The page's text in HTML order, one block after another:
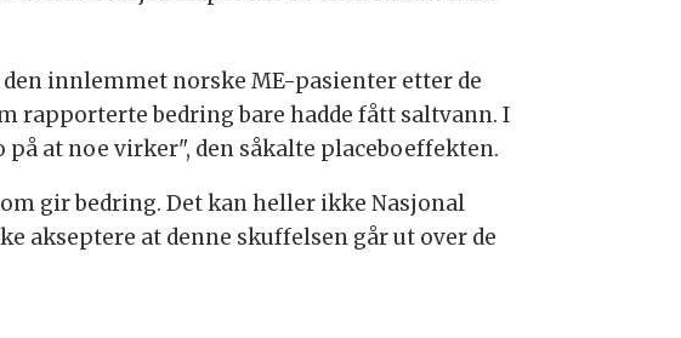
innlemmet norske ME-pasienter etter de
rapporterte bedring bare hadde fått saltvann. I
at noe virker", den såkalte placeboeffekten.
gir bedring. Det kan heller ikke Nasjonal
akseptere at denne skuffelsen går ut over de